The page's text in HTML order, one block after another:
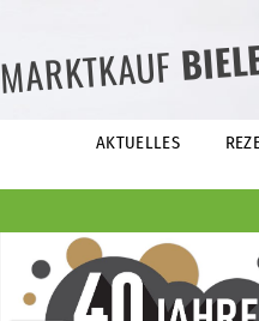
MARKTKAUF
AKTUELLES